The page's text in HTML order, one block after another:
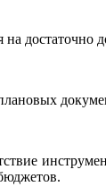
на